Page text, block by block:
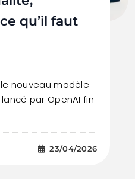
qu’il faut
nouveau modèle
par OpenAI fin
23/04/2026